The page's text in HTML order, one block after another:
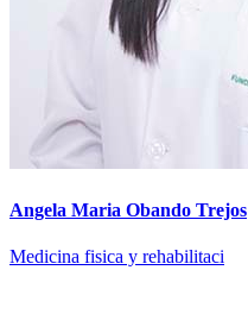
Angela Maria Obando Trejos
Medicina fisica y rehabilitaci